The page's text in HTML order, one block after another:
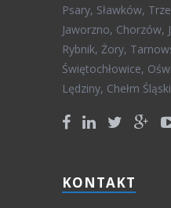
Psary, Sławków,
Jaworzno, Chorzów,
Rybnik, Żory,
Świętochłowice,
Lędziny, Chełm
KONTAKT